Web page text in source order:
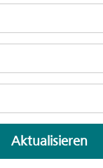
Aktualisieren